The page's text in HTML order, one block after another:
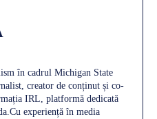
în cadrul Michigan State
creator de conținut și co-
IRL, platformă dedicată
experiență în media